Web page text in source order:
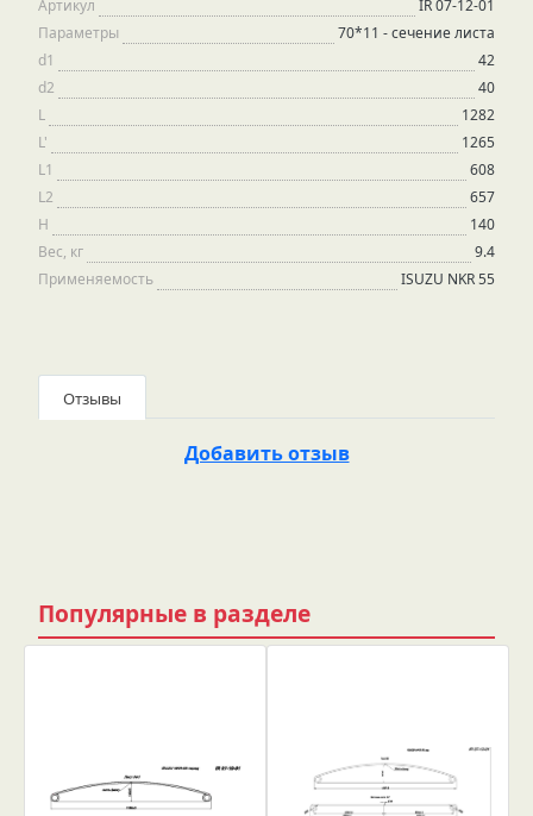
Артикул
IR 07-12-01
Параметры
70*11 - сечение листа
d1
42
d2
40
L
1282
L'
1265
L1
608
L2
657
H
140
Вес, кг
9.4
Применяемость
ISUZU NKR 55
Отзывы
Добавить отзыв
Популярные в разделе